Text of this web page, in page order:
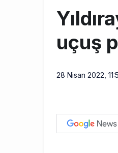
uçuş
28 Nisan 2022,